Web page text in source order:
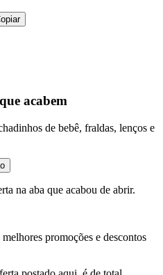
acabem
de bebê, fraldas, lenços e
na aba que acabou de abrir.
promoções e descontos